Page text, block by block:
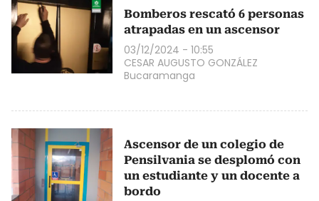
Bomberos rescató 6 personas
atrapadas en un ascensor
03/12/2024 - 10:55
CESAR AUGUSTO GONZÁLEZ
Bucaramanga
Ascensor de un colegio de
Pensilvania se desplomó con
un estudiante y un docente a
bordo